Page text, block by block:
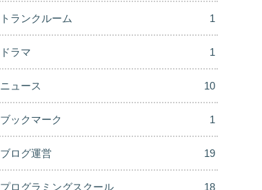
トランクルーム 1
ドラマ 1
ニュース 10
ブックマーク 1
ブログ運営 19
プログラミングスクール 18